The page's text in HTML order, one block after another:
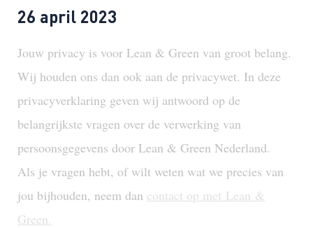
26 april 2023
Jouw privacy is voor Lean & Green van groot belang.
Wij houden ons dan ook aan de privacywet. In deze
privacyverklaring geven wij antwoord op de
belangrijkste vragen over de verwerking van
persoonsgegevens door Lean & Green Nederland.
Als je vragen hebt, of wilt weten wat we precies van
jou bijhouden, neem dan contact op met Lean &
Green.